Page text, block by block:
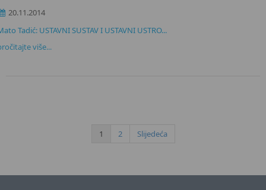
20.11.2014
Tadić: USTAVNI SUSTAV I USTAVNI USTRO...
više...
1 2 Slijedeća